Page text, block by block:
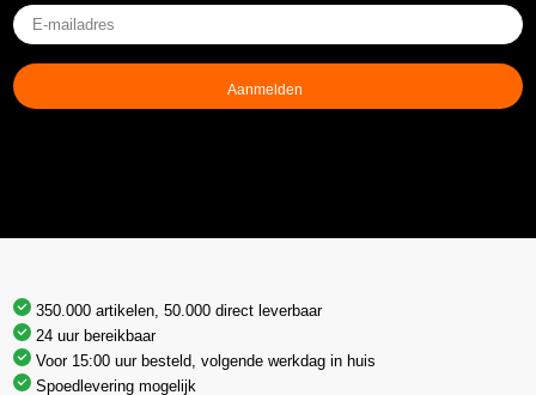
E-
mailadres
(Vereist)
350.000 artikelen, 50.000 direct leverbaar
24 uur bereikbaar
Voor 15:00 uur besteld, volgende werkdag in huis
Spoedlevering mogelijk